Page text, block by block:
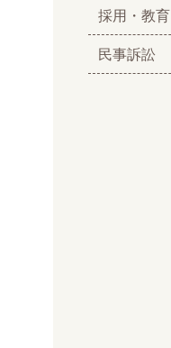
採用・教育
民事訴訟